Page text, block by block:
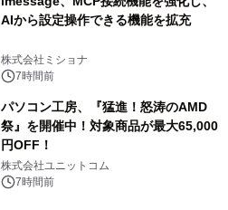
AIから設定操作できる機能を拡充
株式会社ミショナ
7時間前
パソコン工房、『猛進！怒涛のAMD
祭』を開催中！対象商品が最大65,000
円OFF！
株式会社ユニットコム
7時間前